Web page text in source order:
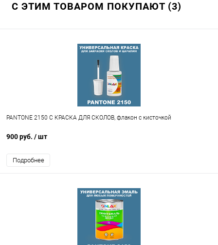
С ЭТИМ ТОВАРОМ ПОКУПАЮТ (3)
PANTONE 2150 C КРАСКА ДЛЯ СКОЛОВ, флакон с кисточкой
900 руб. / шт
Подробнее